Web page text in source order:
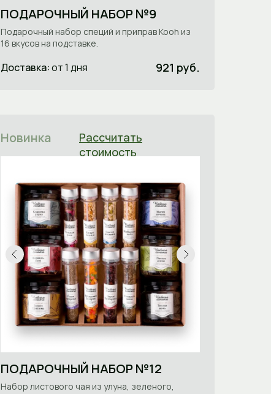
Новинка
Рассчитать
стоимость
ПОДАРОЧНЫЙ НАБОР №12
Набор листового чая из улуна, зеленого,
ПОДАРОЧНЫЙ НАБОР №9
Подарочный набор специй и приправ Kooh из
16 вкусов на подставке.
Доставка:от 1 дня 921 руб.